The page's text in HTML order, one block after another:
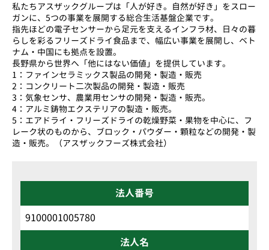
私たちアスザックグループは「人が好き。自然が好き」をスロー
ガンに、5つの事業を展開する総合生活基盤企業です。
指先ほどの電子センサーから足元を支えるインフラ材、日々の暮
らしを彩るフリーズドライ食品まで、幅広い事業を展開し、ベト
ナム・中国にも拠点を設置。
長野県から世界へ「他にはない価値」を提供しています。
1：ファインセラミックス製品の開発・製造・販売
2：コンクリート二次製品の開発・製造・販売
3：気象センサ、農業用センサの開発・製造・販売。
4：アルミ鋳物エクステリアの製造・販売。
5：エアドライ・フリーズドライの乾燥野菜・果物を中心に、フ
レーク状のものから、ブロック・パウダー・顆粒などの開発・製
造・販売。（アスザックフーズ株式会社）
法人番号
9100001005780
法人名